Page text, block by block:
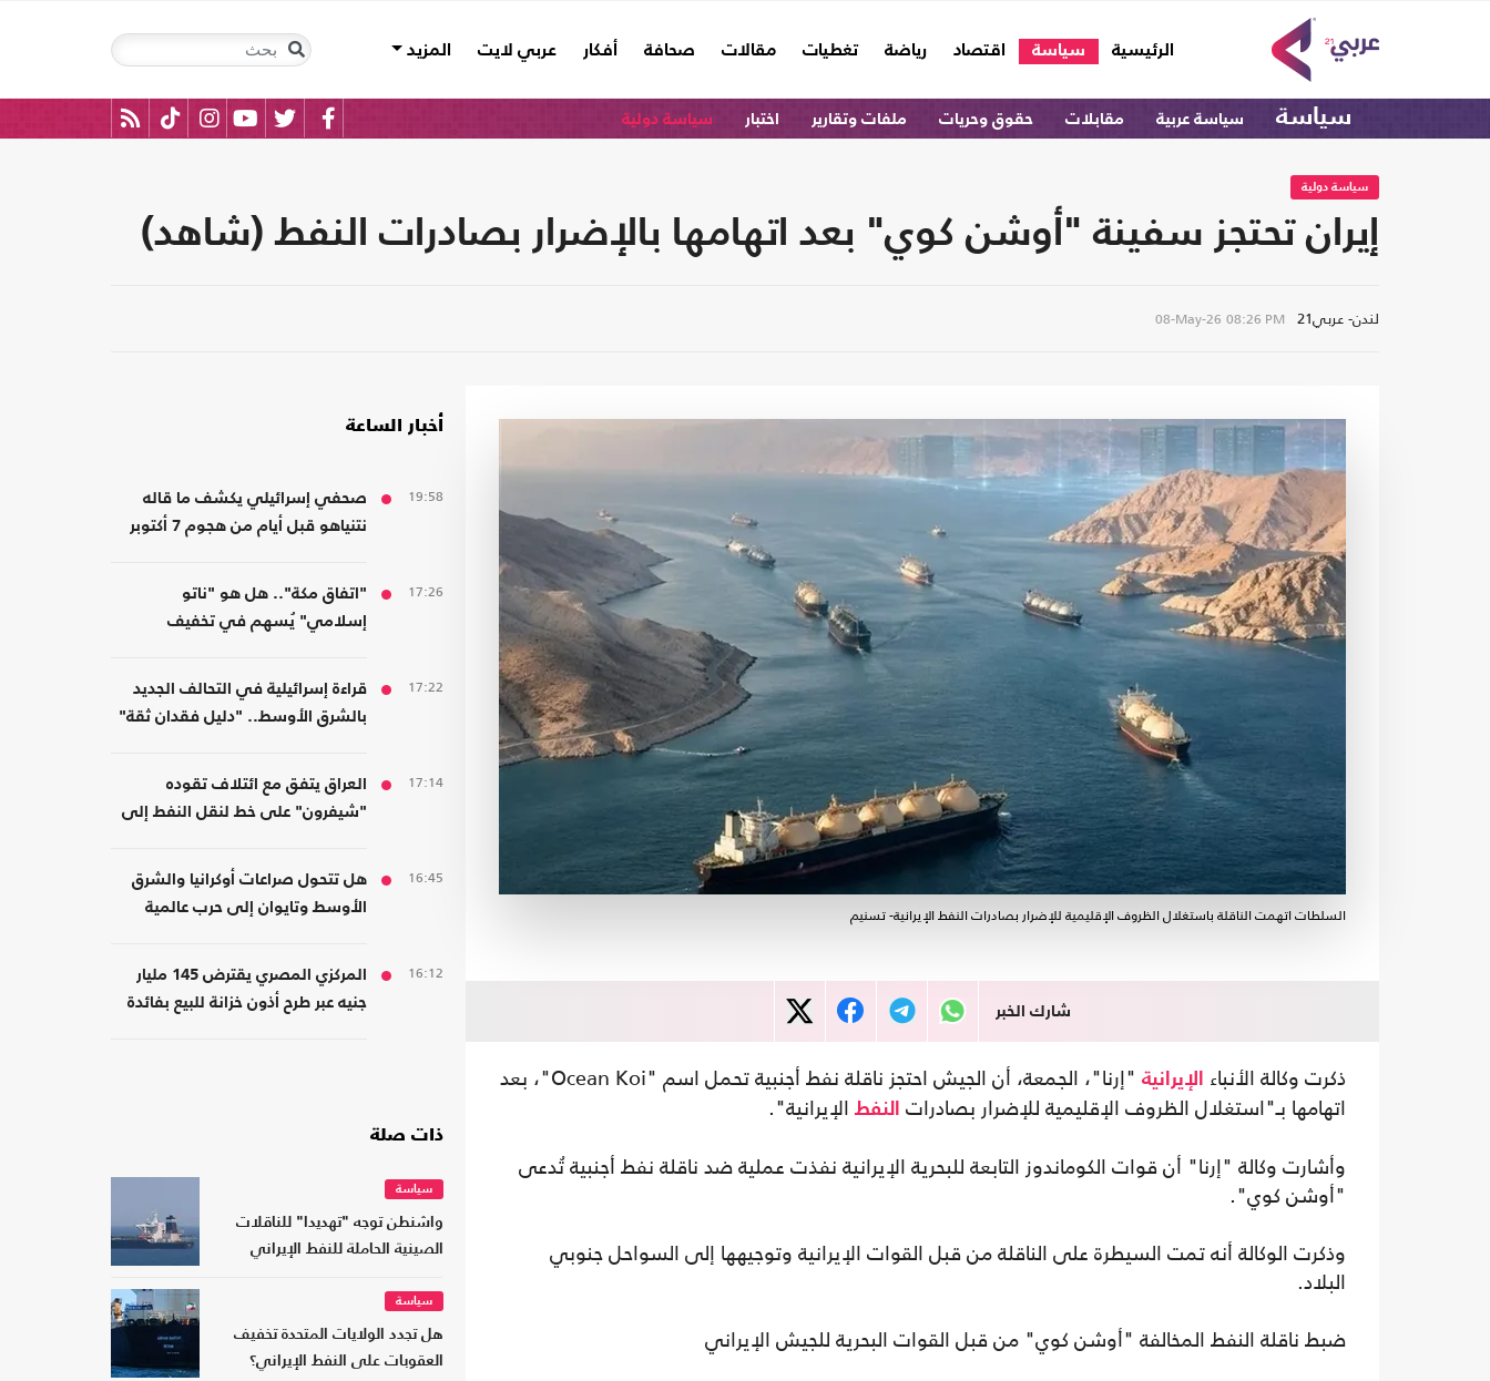
الرئيسية
(current) سياسة اقتصاد رياضة تغطيات مقالات صحافة أفكار عربي لايت المزيد
سياسة سياسة عربية مقابلات حقوق وحريات ملفات وتقارير اختبار سياسة دولية
سياسة دولية
إيران تحتجز سفينة "أوشن كوي" بعد اتهامها بالإضرار بصادرات النفط (شاهد)
لندن- عربي21 08-May-26 08:26 PM
السلطات اتهمت الناقلة باستغلال الظروف الإقليمية للإضرار بصادرات النفط الإيرانية- تسنيم
شارك الخبر
ذكرت وكالة الأنباء الإيرانية
"إرنا"، الجمعة، أن الجيش احتجز ناقلة نفط أجنبية تحمل اسم "Ocean Koi"، بعد
اتهامها بـ"استغلال الظروف الإقليمية للإضرار بصادرات
النفط الإيرانية".
وأشارت وكالة "إرنا" أن قوات الكوماندوز التابعة للبحرية الإيرانية نفذت عملية ضد ناقلة نفط أجنبية تُدعى
"أوشن كوي".
وذكرت الوكالة أنه تمت السيطرة على الناقلة من قبل القوات الإيرانية وتوجيهها إلى السواحل جنوبي
البلاد.
ضبط ناقلة النفط المخالفة "أوشن كوي" من قبل القوات البحرية للجيش الإيراني
أخبار الساعة
19:58
صحفي إسرائيلي يكشف ما قاله
نتنياهو قبل أيام من هجوم 7 أكتوبر
17:26
"اتفاق مكة".. هل هو "ناتو
إسلامي" يُسهم في تخفيف
17:22
قراءة إسرائيلية في التحالف الجديد
بالشرق الأوسط.. "دليل فقدان ثقة"
17:14
العراق يتفق مع ائتلاف تقوده
"شيفرون" على خط لنقل النفط إلى
16:45
هل تتحول صراعات أوكرانيا والشرق
الأوسط وتايوان إلى حرب عالمية
16:12
المركزي المصري يقترض 145 مليار
جنيه عبر طرح أذون خزانة للبيع بفائدة
ذات صلة
سياسة
واشنطن توجه "تهديدا" للناقلات
الصينية الحاملة للنفط الإيراني
سياسة
هل تجدد الولايات المتحدة تخفيف
العقوبات على النفط الإيراني؟